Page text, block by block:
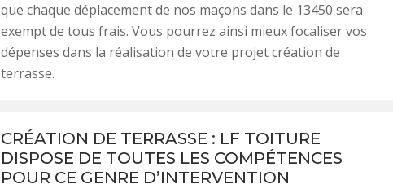
que chaque déplacement de nos maçons dans le 13450 sera
exempt de tous frais. Vous pourrez ainsi mieux focaliser vos
dépenses dans la réalisation de votre projet création de
terrasse.
CRÉATION DE TERRASSE : LF TOITURE
DISPOSE DE TOUTES LES COMPÉTENCES
POUR CE GENRE D’INTERVENTION